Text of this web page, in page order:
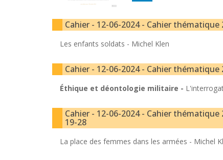
Cahier - 12-06-2024 - Cahier
Les enfants soldats - Michel Klen
Cahier - 12-06-2024 - Cahier
Éthique et déontologie militaire -
Cahier - 12-06-2024 - Cahier
19-28
La place des femmes dans les armées - Michel